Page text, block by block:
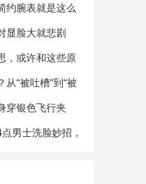
约腕表就是这么
显脸大就悲剧
，或许和这些原
“被吐槽”到“被
穿银色飞行夹
男士洗脸妙招，